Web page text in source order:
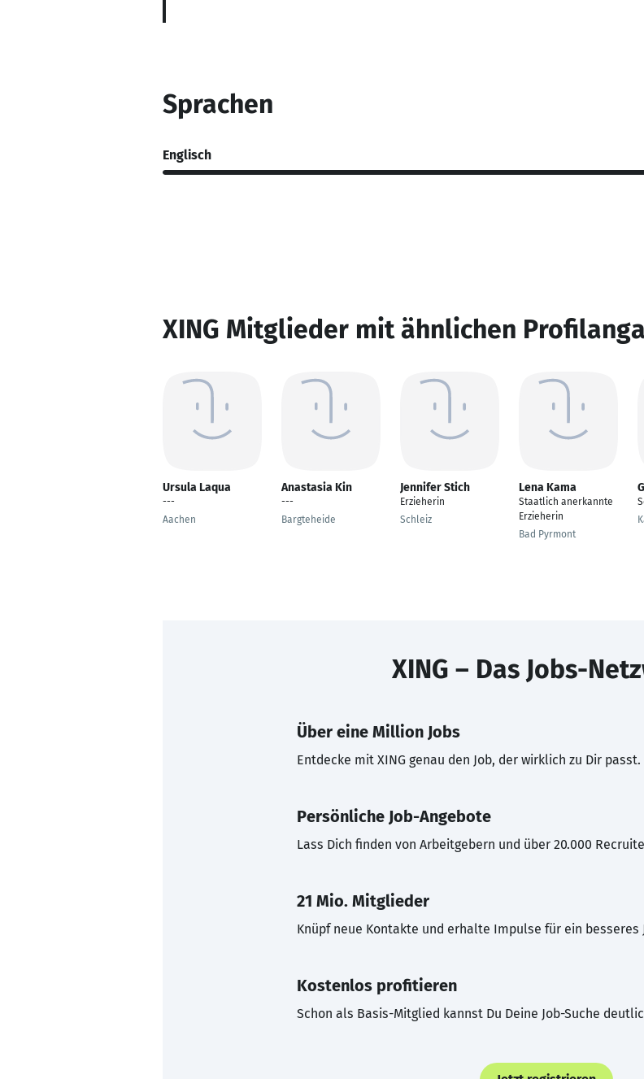
Sprachen
Englisch
XING Mitglieder mit ähnlichen
Ursula Laqua
---
Aachen
Anastasia Kin
---
Bargteheide
Jennifer Stich
Erzieherin
Schleiz
Lena Kama
Staatlich anerkannte
Erzieherin
Bad Pyrmont
XING – Das Jobs-
Über eine Million Jobs
Entdecke mit XING genau den Job, der wirklich zu Dir passt.
Persönliche Job-Angebote
Lass Dich finden von Arbeitgebern und über 20.000
21 Mio. Mitglieder
Knüpf neue Kontakte und erhalte Impulse für ein besseres
Kostenlos profitieren
Schon als Basis-Mitglied kannst Du Deine Job-Suche